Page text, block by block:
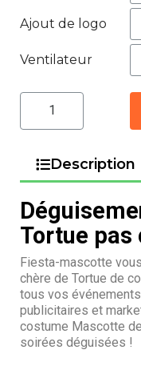
Ajout de logo
Ventilateur
Description
Tortue pas
Fiesta-mascotte
chère de Tortue de
tous vos
publicitaires et
costume Mascotte
soirées déguisées !